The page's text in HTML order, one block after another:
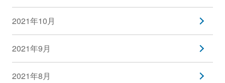
2021年10月
2021年9月
2021年8月